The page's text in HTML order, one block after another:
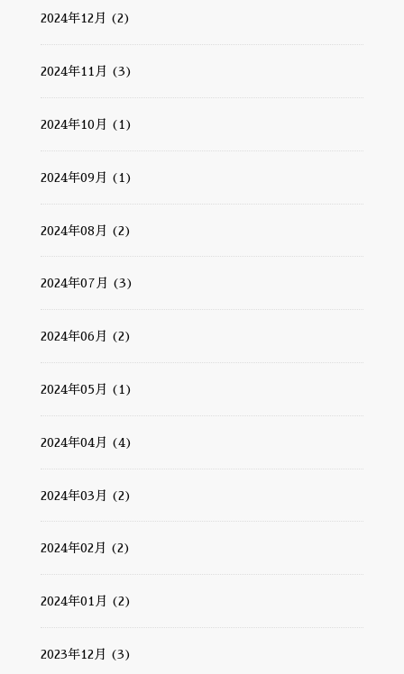
2024年12月 (2)
2024年11月 (3)
2024年10月 (1)
2024年09月 (1)
2024年08月 (2)
2024年07月 (3)
2024年06月 (2)
2024年05月 (1)
2024年04月 (4)
2024年03月 (2)
2024年02月 (2)
2024年01月 (2)
2023年12月 (3)